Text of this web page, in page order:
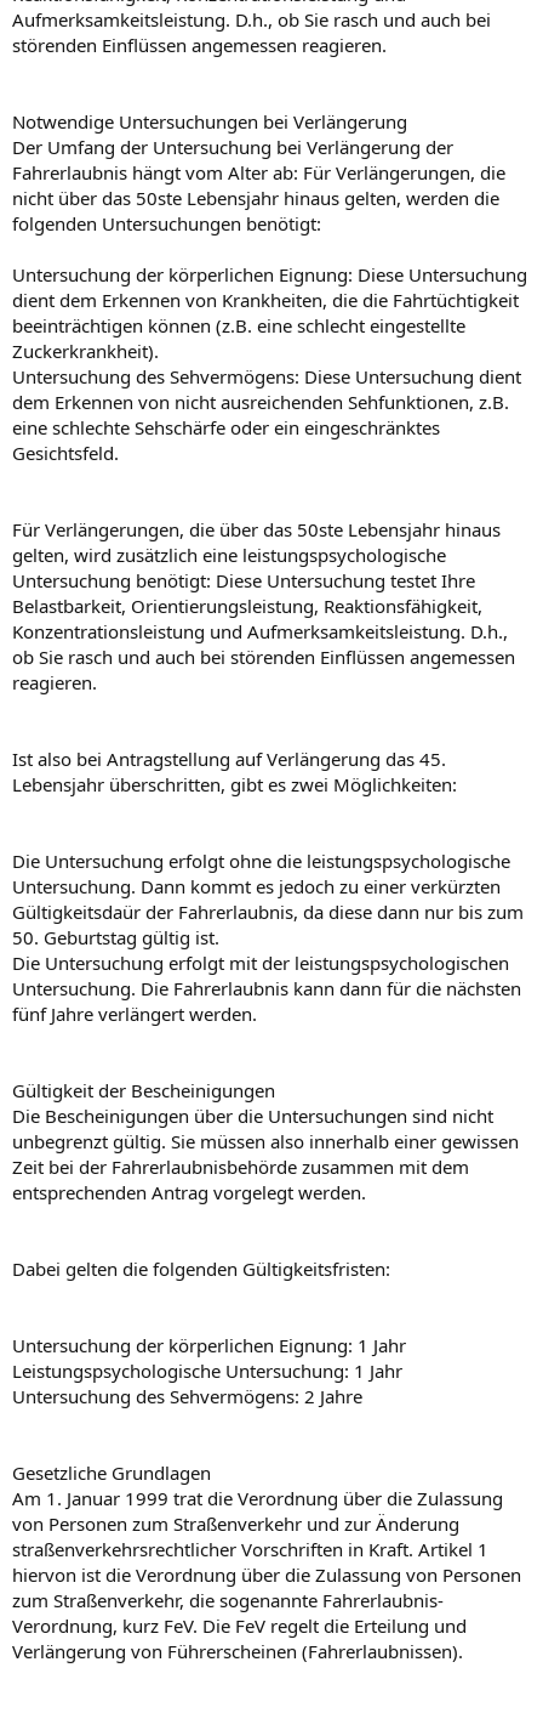
Aufmerksamkeitsleistung. D.h., ob Sie rasch und auch bei
störenden Einflüssen angemessen reagieren.
Notwendige Untersuchungen bei Verlängerung
Der Umfang der Untersuchung bei Verlängerung der
Fahrerlaubnis hängt vom Alter ab: Für Verlängerungen, die
nicht über das 50ste Lebensjahr hinaus gelten, werden die
folgenden Untersuchungen benötigt:
Untersuchung der körperlichen Eignung: Diese Untersuchung
dient dem Erkennen von Krankheiten, die die Fahrtüchtigkeit
beeinträchtigen können (z.B. eine schlecht eingestellte
Zuckerkrankheit).
Untersuchung des Sehvermögens: Diese Untersuchung dient
dem Erkennen von nicht ausreichenden Sehfunktionen, z.B.
eine schlechte Sehschärfe oder ein eingeschränktes
Gesichtsfeld.
Für Verlängerungen, die über das 50ste Lebensjahr hinaus
gelten, wird zusätzlich eine leistungspsychologische
Untersuchung benötigt: Diese Untersuchung testet Ihre
Belastbarkeit, Orientierungsleistung, Reaktionsfähigkeit,
Konzentrationsleistung und Aufmerksamkeitsleistung. D.h.,
ob Sie rasch und auch bei störenden Einflüssen angemessen
reagieren.
Ist also bei Antragstellung auf Verlängerung das 45.
Lebensjahr überschritten, gibt es zwei Möglichkeiten:
Die Untersuchung erfolgt ohne die leistungspsychologische
Untersuchung. Dann kommt es jedoch zu einer verkürzten
Gültigkeitsdaür der Fahrerlaubnis, da diese dann nur bis zum
50. Geburtstag gültig ist.
Die Untersuchung erfolgt mit der leistungspsychologischen
Untersuchung. Die Fahrerlaubnis kann dann für die nächsten
fünf Jahre verlängert werden.
Gültigkeit der Bescheinigungen
Die Bescheinigungen über die Untersuchungen sind nicht
unbegrenzt gültig. Sie müssen also innerhalb einer gewissen
Zeit bei der Fahrerlaubnisbehörde zusammen mit dem
entsprechenden Antrag vorgelegt werden.
Dabei gelten die folgenden Gültigkeitsfristen:
Untersuchung der körperlichen Eignung: 1 Jahr
Leistungspsychologische Untersuchung: 1 Jahr
Untersuchung des Sehvermögens: 2 Jahre
Gesetzliche Grundlagen
Am 1. Januar 1999 trat die Verordnung über die Zulassung
von Personen zum Straßenverkehr und zur Änderung
straßenverkehrsrechtlicher Vorschriften in Kraft. Artikel 1
hiervon ist die Verordnung über die Zulassung von Personen
zum Straßenverkehr, die sogenannte Fahrerlaubnis-
Verordnung, kurz FeV. Die FeV regelt die Erteilung und
Verlängerung von Führerscheinen (Fahrerlaubnissen).